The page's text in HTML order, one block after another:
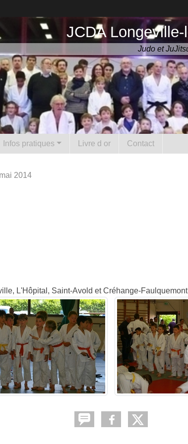
JCDA
Judo et
Infos pratiques Livre d or Contact
2014
L'Hôpital, Saint-Avold et Créhange-